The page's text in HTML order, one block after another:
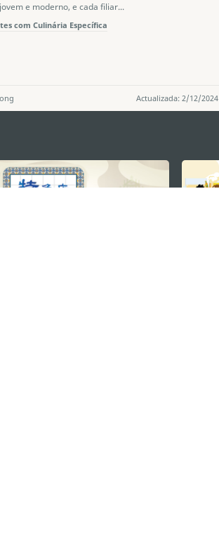
e moderno, e cada filiar...
com Culinária Específica
Actualizada: 2/12/2024